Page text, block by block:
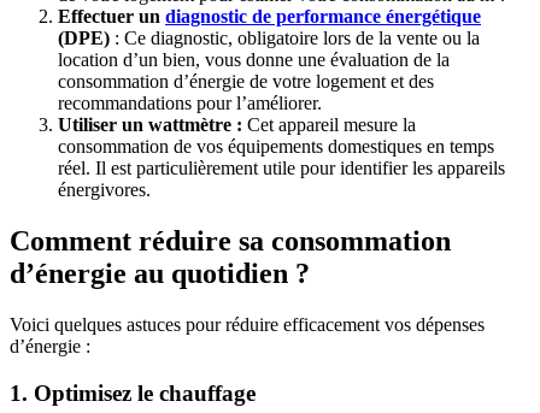
Effectuer un diagnostic de performance énergétique
(DPE) : Ce diagnostic, obligatoire lors de la vente ou la
location d’un bien, vous donne une évaluation de la
consommation d’énergie de votre logement et des
recommandations pour l’améliorer.
Utiliser un wattmètre : Cet appareil mesure la
consommation de vos équipements domestiques en temps
réel. Il est particulièrement utile pour identifier les appareils
énergivores.
Comment réduire sa consommation
d’énergie au quotidien ?
Voici quelques astuces pour réduire efficacement vos dépenses
d’énergie :
1. Optimisez le chauffage